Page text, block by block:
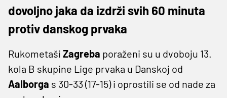
dovoljno jaka da izdrži svih 60 minuta
protiv danskog prvaka
Rukometaši Zagreba poraženi su u dvoboju 13.
kola B skupine Lige prvaka u Danskoj od
Aalborga s 30-33 (17-15) i oprostili se od nade za